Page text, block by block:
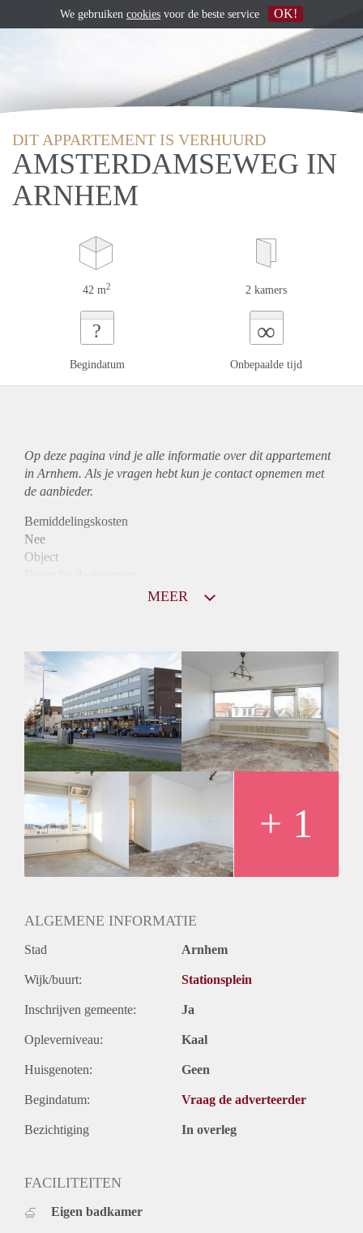
DIT APPARTEMENT IS VERHUURD
AMSTERDAMSEWEG IN
ARNHEM
42 m2 2 kamers
?
Begindatum
∞
Onbepaalde tijd
Op deze pagina vind je alle informatie over ditappartement
in Arnhem. Als je vragen hebt kun je contact opnemen met
de aanbieder.
Bemiddelingskosten
Nee
Object
Huurtoeslag
Mogelijk
Inkomen eis
N.V.T.
Huurtermijn
Onbepaalde termijn
Oplevering
Kaal
MEER
+ 1
ALGEMENE INFORMATIE
Stad Arnhem
Wijk/buurt: Stationsplein
Inschrijven gemeente: Ja
Opleverniveau: Kaal
Huisgenoten: Geen
Begindatum: Vraag de adverteerder
Bezichtiging In overleg
FACILITEITEN
Eigen badkamer
We gebruiken cookies voor de beste service OK!